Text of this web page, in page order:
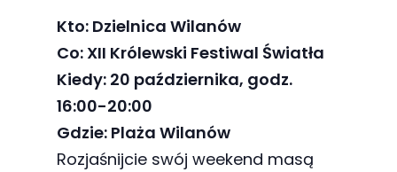
Kto: Dzielnica Wilanów
Co: XII Królewski Festiwal Światła
Kiedy: 20 października, godz.
16:00-20:00
Gdzie: Plaża Wilanów
Rozjaśnijcie swój weekend masą
strona jest
używana.
Doświadczenie
Aby nasza
strona